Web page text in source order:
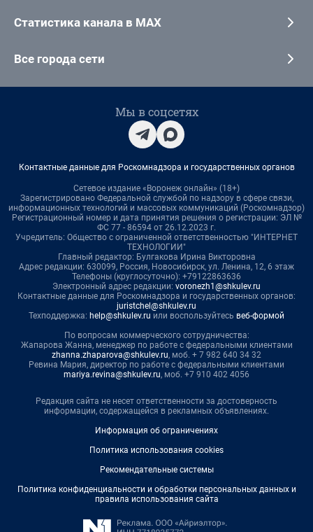
Статистика канала в MAX
Все города сети
Мы в соцсетях
Контактные данные для Роскомнадзора и государственных органов
Сетевое издание «Воронеж онлайн» (18+)
Зарегистрировано Федеральной службой по надзору в сфере связи,
информационных технологий и массовых коммуникаций (Роскомнадзор)
Регистрационный номер и дата принятия решения о регистрации: ЭЛ №
ФС 77 - 86594 от 26.12.2023 г.
Учредитель: Общество с ограниченной ответственностью "ИНТЕРНЕТ
ТЕХНОЛОГИИ"
Главный редактор: Булгакова Ирина Викторовна
Адрес редакции: 630099, Россия, Новосибирск, ул. Ленина, 12, 6 этаж
Телефоны (круглосуточно): +79122863636
Электронный адрес редакции: voronezh1@shkulev.ru
Контактные данные для Роскомнадзора и государственных органов:
juristchel@shkulev.ru
Техподдержка: help@shkulev.ru или воспользуйтесь веб-формой
По вопросам коммерческого сотрудничества:
Жапарова Жанна, менеджер по работе с федеральными клиентами
zhanna.zhaparova@shkulev.ru, моб. + 7 982 640 34 32
Ревина Мария, директор по работе с федеральными клиентами
mariya.revina@shkulev.ru, моб. +7 910 402 4056
Редакция сайта не несет ответственности за достоверность
информации, содержащейся в рекламных объявлениях.
Информация об ограничениях
Политика использования cookies
Рекомендательные системы
Политика конфиденциальности и обработки персональных данных и
правила использования сайта